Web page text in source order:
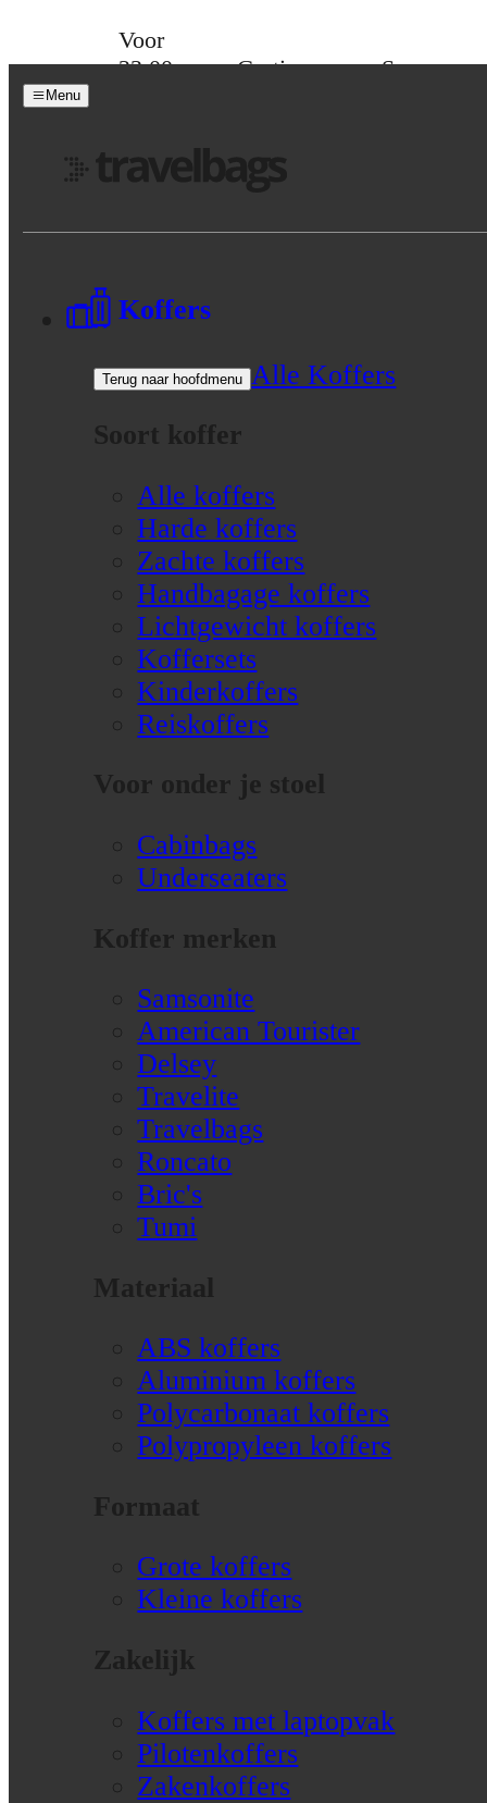
Voor
23:00
Gratis
Spaar
Menu
Koffers
Terug naar hoofdmenu
Alle Koffers
Soort koffer
Alle koffers
Harde koffers
Zachte koffers
Handbagage koffers
Lichtgewicht koffers
Koffersets
Kinderkoffers
Reiskoffers
Voor onder je stoel
Cabinbags
Underseaters
Koffer merken
Samsonite
American Tourister
Delsey
Travelite
Travelbags
Roncato
Bric's
Tumi
Materiaal
ABS koffers
Aluminium koffers
Polycarbonaat koffers
Polypropyleen koffers
Formaat
Grote koffers
Kleine koffers
Zakelijk
Koffers met laptopvak
Pilotenkoffers
Zakenkoffers